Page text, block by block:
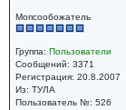
Мопсообожатель
Группа: Пользователи
Сообщений: 3371
Регистрация: 20.8.2007
Из: ТУЛА
Пользователь №: 526